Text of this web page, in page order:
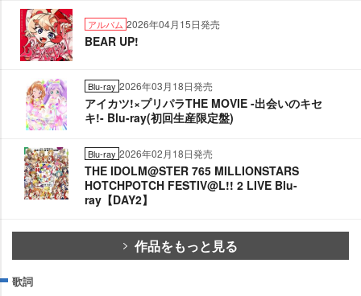
アルバム 2026年04月15日発売
BEAR UP!
Blu-ray 2026年03月18日発売
アイカツ!×プリパラTHE MOVIE -出会いのキセ
キ!- Blu-ray(初回生産限定盤)
Blu-ray 2026年02月18日発売
THE IDOLM@STER 765 MILLIONSTARS
HOTCHPOTCH FESTIV@L!! 2 LIVE Blu-
ray【DAY2】
作品をもっと見る
歌詞